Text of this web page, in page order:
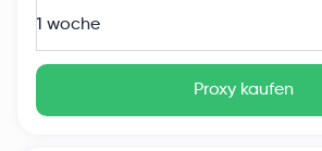
1 woche
Proxy kaufen